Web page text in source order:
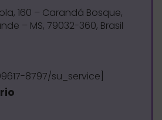
160 – Carandá Bosque,
– MS, 79032-360, Brasil
8797/su_service]